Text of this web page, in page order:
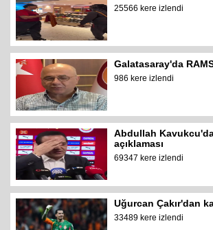
25566 kere izlendi
Galatasaray'da
986 kere izlendi
Abdullah
açıklaması
69347 kere izlendi
Uğurcan Çakır'dan
33489 kere izlendi